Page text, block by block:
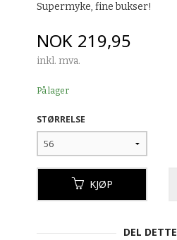
Supermyke, fine bukser!
Pris
NOK 219,95
inkl. mva.
På lager
STØRRELSE
KJØP
DEL DETTE